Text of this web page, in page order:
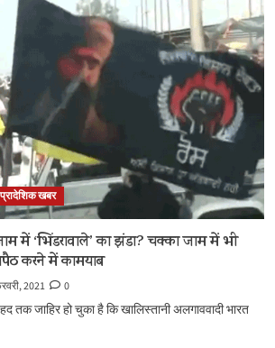
प्रादेशिक खबर
में ‘भिंडरावाले’ का झंडा? चक्का जाम में भी
करने में कामयाब
2021
0
तक जाहिर हो चुका है कि खालिस्तानी अलगाववादी भारत